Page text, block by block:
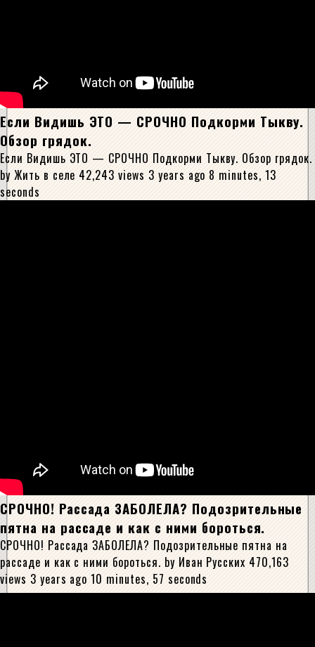
Если Видишь ЭТО — СРОЧНО Подкорми Тыкву.
Обзор грядок.
Если Видишь ЭТО — СРОЧНО Подкорми Тыкву. Обзор грядок.
by Жить в селе 42,243 views 3 years ago 8 minutes, 13
seconds
СРОЧНО! Рассада ЗАБОЛЕЛА? Подозрительные
пятна на рассаде и как с ними бороться.
СРОЧНО! Рассада ЗАБОЛЕЛА? Подозрительные пятна на
рассаде и как с ними бороться. by Иван Русских 470,163
views 3 years ago 10 minutes, 57 seconds